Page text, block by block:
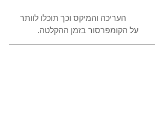
      העריכה והמיקס וכך תוכלו לוותר
על הקומפרסור בזמן ההקלטה.